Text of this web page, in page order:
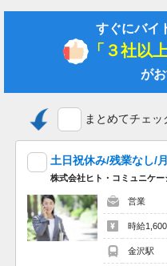
をご用意しています。
◆お友達紹介制度について◆
お仕事を探しているご友人の
ご友人が登録から3カ月以内
なんと…！あなたとご友人に
さらに…！ご友人の経験スキ
ント♪
・。'.・。'.・。'.・。'.・。'.・
＼こんな方にもオススメ／
販売・接客関連のお仕事を
すぐにバイ
「３社以
が
まとめてチェッ
営業
時給
金沢駅